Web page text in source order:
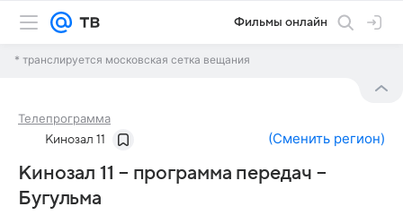
Фильмы онлайн
* транслируется московская сетка вещания
Телепрограмма
Кинозал 11 (Сменить регион)
Кинозал 11 – программа передач –
Бугульма